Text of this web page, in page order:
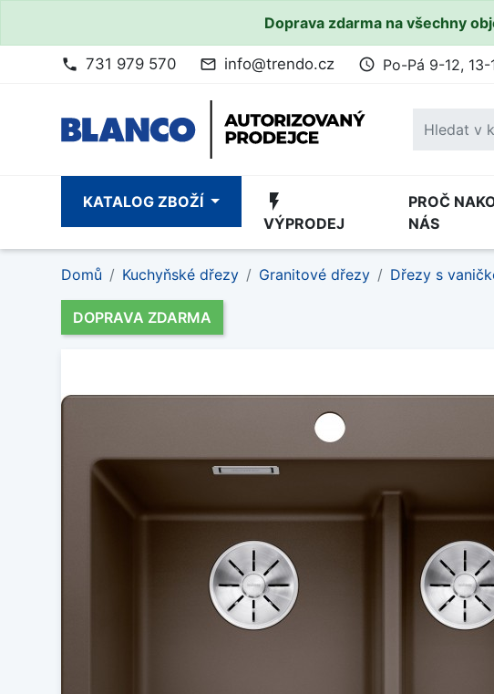
Doprava zdarma na všechny
phone 731 979 570 mail_outline info@trendo.cz access_time Po-Pá 9-12, 13-
KATALOG ZBOŽÍ flash_on
VÝPRODEJ
PROČ
NÁS
Domů Kuchyňské dřezy Granitové dřezy Dřezy s
DOPRAVA ZDARMA